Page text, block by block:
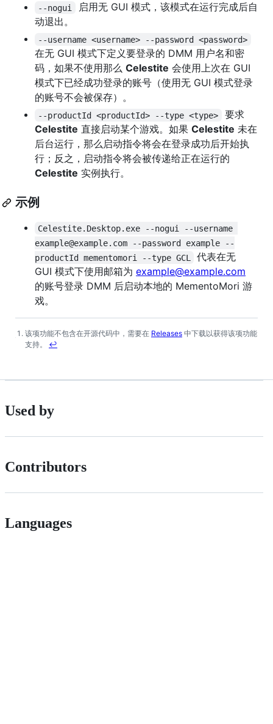
--nogui
启用无 GUI 模式，该模式在运行完成后自
动退出。
--username <username> --password <password>
在无 GUI 模式下定义要登录的 DMM 用户名和密
码，如果不使用那么 Celestite 会使用上次在 GUI
模式下已经成功登录的账号（使用无 GUI 模式登录
的账号不会被保存）。
--productId <productId> --type <type>
要求
Celestite 直接启动某个游戏。如果 Celestite 未在
后台运行，那么启动指令将会在登录成功后开始执
行；反之，启动指令将会被传递给正在运行的
Celestite 实例执行。
示例
Celestite.Desktop.exe --nogui --username
example@example.com --password example --
productId mementomori --type GCL
代表在无
GUI 模式下使用邮箱为 example@example.com
的账号登录 DMM 后启动本地的 MementoMori 游
戏。
Footnotes
该项功能不包含在开源代码中，需要在 Releases 中下载以获得该项功能
支持。 ↩
Used by
Contributors
Languages